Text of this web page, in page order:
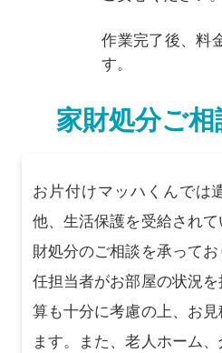
作業完了後、料
す。
家財処分ご
お片付けマッハくんでは
他、生活保護を受給され
財処分のご相談を承って
任担当者がお部屋の状況
算も十分に考慮の上、お
ます。また、老人ホーム